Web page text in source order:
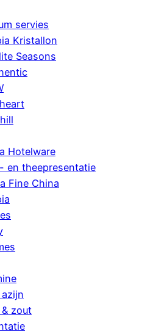
servies
Kristallon
Seasons
Hotelware
en theepresentatie
Fine China
azijn
& zout